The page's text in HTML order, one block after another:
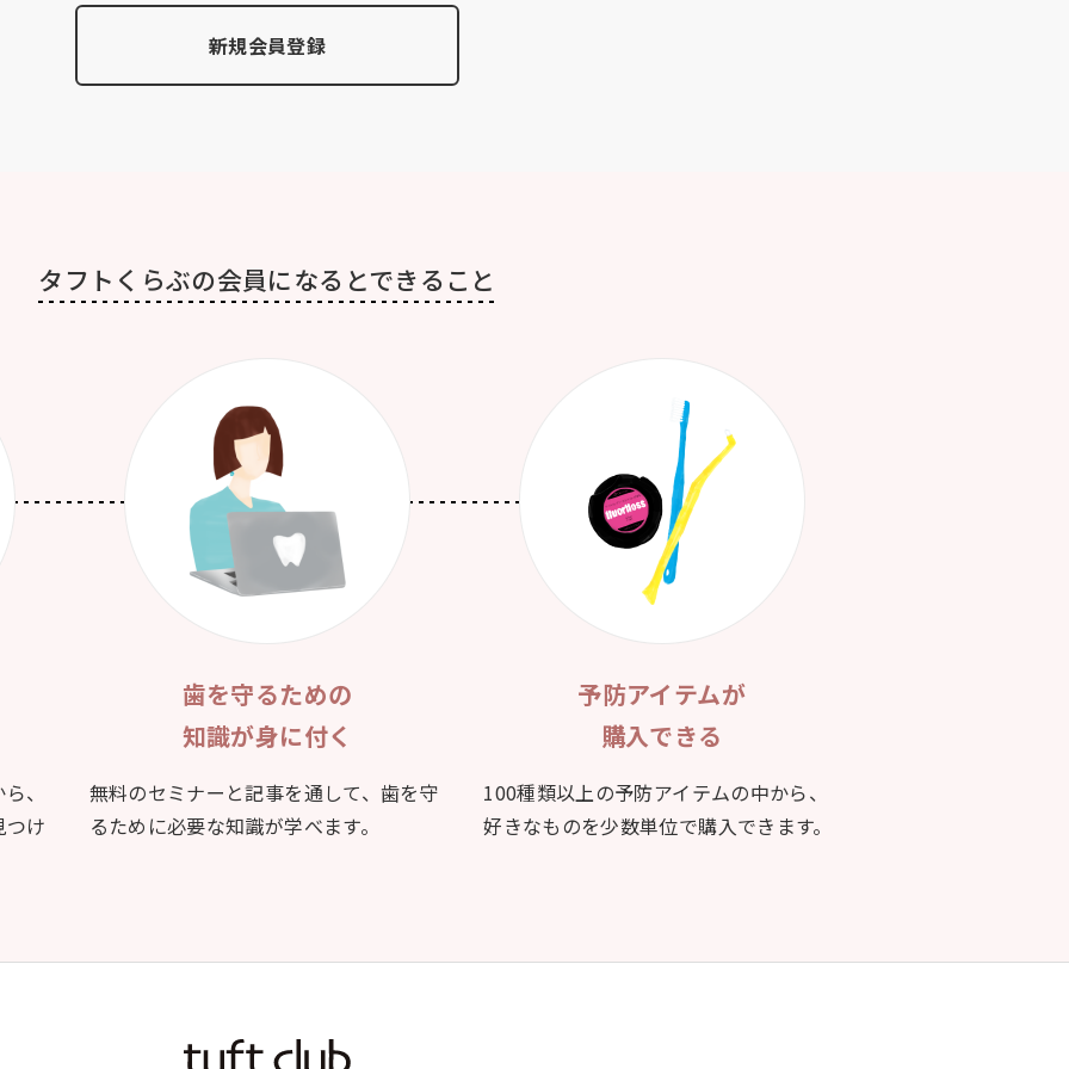
新規会員登録
タフトくらぶの会員になるとできること
、
つけ
歯を守るための
知識が身に付く
無料のセミナーと記事を通して、歯を守
るために必要な知識が学べます。
予防アイテムが
購入できる
100種類以上の予防アイテムの中から、
好きなものを少数単位で購入できます。